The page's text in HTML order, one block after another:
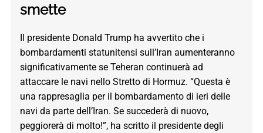
smette
Il presidente Donald Trump ha avvertito che i
bombardamenti statunitensi sull’Iran aumenteranno
significativamente se Teheran continuerà ad
attaccare le navi nello Stretto di Hormuz. “Questa è
una rappresaglia per il bombardamento di ieri delle
navi da parte dell’Iran. Se succederà di nuovo,
peggiorerà di molto!”, ha scritto il presidente degli